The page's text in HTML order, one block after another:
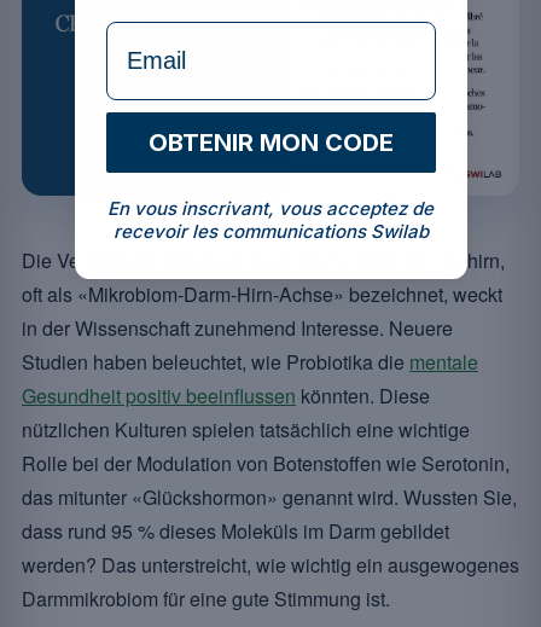
Die Verbindung zwischen Ihrem Darm und Ihrem Gehirn,
oft als «Mikrobiom-Darm-Hirn-Achse» bezeichnet, weckt
in der Wissenschaft zunehmend Interesse. Neuere
Studien haben beleuchtet, wie Probiotika die mentale
Gesundheit positiv beeinflussen könnten. Diese
nützlichen Kulturen spielen tatsächlich eine wichtige
Rolle bei der Modulation von Botenstoffen wie Serotonin,
das mitunter «Glückshormon» genannt wird. Wussten Sie,
dass rund 95 % dieses Moleküls im Darm gebildet
werden? Das unterstreicht, wie wichtig ein ausgewogenes
Darmmikrobiom für eine gute Stimmung ist.
formulaire Email
OBTENIR MON CODE
En vous inscrivant, vous acceptez de
recevoir les communications Swilab